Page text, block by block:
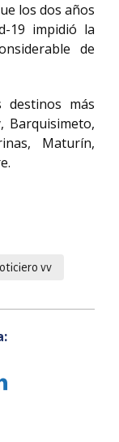
los dos años
19 impidió la
de
destinos más
Barquisimeto,
Maturín,
vv